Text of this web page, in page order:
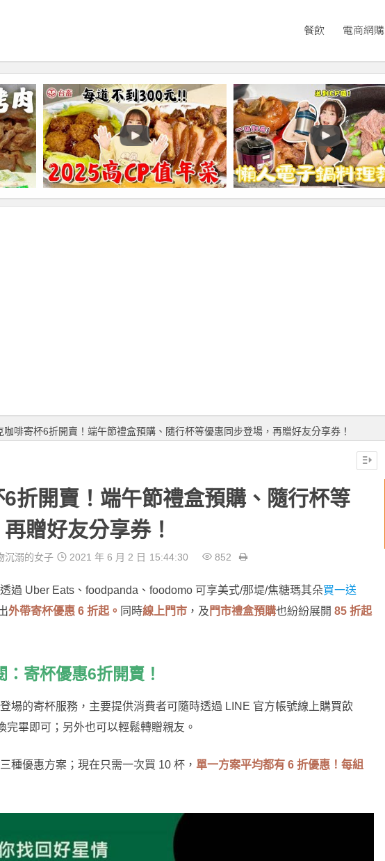
餐飲 電商網購
咖啡寄杯6折開賣！端午節禮盒預購、隨行杯等優惠同步登場，再贈好友分享券！
折開賣！端午節禮盒預購、隨行杯等
贈好友分享券！
沉溺的女子 2021 年 6 月 2 日 15:44:30 852
過 Uber Eats、foodpanda、foodomo 可享美式/那堤/焦糖瑪其朵買一送
外帶寄杯優惠 6 折起。 同時線上門市 ，及 門市禮盒預購也紛紛展開 85 折起
寄杯優惠6折開賣！
場的寄杯服務，主要提供消費者可隨時透過 LINE 官方帳號線上購買飲
完畢即可；另外也可以輕鬆轉贈親友。
種優惠方案；現在只需一次買 10 杯， 單一方案平均都有 6 折優惠！每組